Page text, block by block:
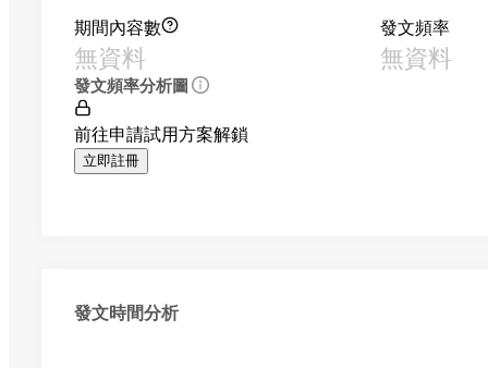
期間內容數
無資料
發文頻率
無資料
發文頻率分析圖
前往申請試用方案解鎖
立即註冊
發文時間分析